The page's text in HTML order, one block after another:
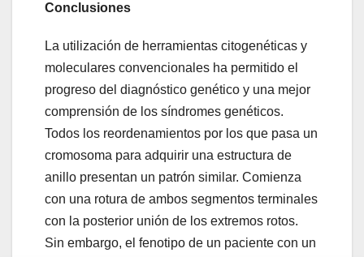
Conclusiones
La utilización de herramientas citogenéticas y
moleculares convencionales ha permitido el
progreso del diagnóstico genético y una mejor
comprensión de los síndromes genéticos.
Todos los reordenamientos por los que pasa un
cromosoma para adquirir una estructura de
anillo presentan un patrón similar. Comienza
con una rotura de ambos segmentos terminales
con la posterior unión de los extremos rotos.
Sin embargo, el fenotipo de un paciente con un